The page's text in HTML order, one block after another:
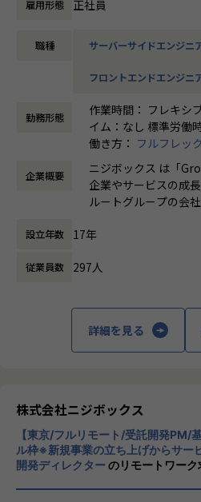
・【運営メディア】
・HTML、CSS、JavaScriptを使用
（使用フレームワーク例：React、
・Webアプリケーションのサーバー
uby on Rails、 SQLなど）
・Webアプリケーションの設計・
・AWSやGCPなどを利用したインフ
_やりがい/魅力/醍醐味
ニジボックスにはプロジェクトマネ
フロントエンドエンジニア、サーバ
そのため、ワンストップでクライア
入社後はReactやVue.jsといったモ
での開発に携わる機会があるだけな
ナレッジ向上施策として、動画、書
カンファレンス参加を会社負担でサ
さらに、業界の牽引者をメンター
レンドのキャッチアップを見据えた
す。
雇用形態 正社員
職種 サーバーサイドエンジニ
フロントエンドエンジニ
勤務形態
作業時間： フレキシブル
イム：なし 標
働き方： フルフレッ
時間外労働の有無：
間）
休憩時間： 60分
企業概要
ニジボックス は「
企業やサービスの成
ルートグループの会社
ングなどを通じて、
私たちはこの言葉を
す。
とらえること。
期待を大きく超える
すこと。皆さまがサ
きに、
真っ先にニジボック
けることを目指して
設立年数 17年
従業員数 297人
詳細を見る
株式会社ニジボックス
【東京/フルリモート/受託開発PM/
ル枠※新規事業の立ち上げからサー
開発ディレクターのリモートワーク